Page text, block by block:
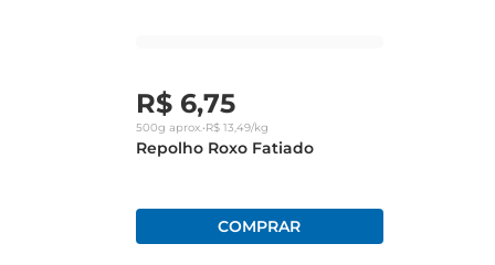
R$ 6,75
500g aprox.•R$ 13,49/kg
Repolho Roxo Fatiado